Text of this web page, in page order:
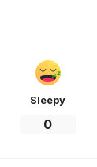
Sleepy
0